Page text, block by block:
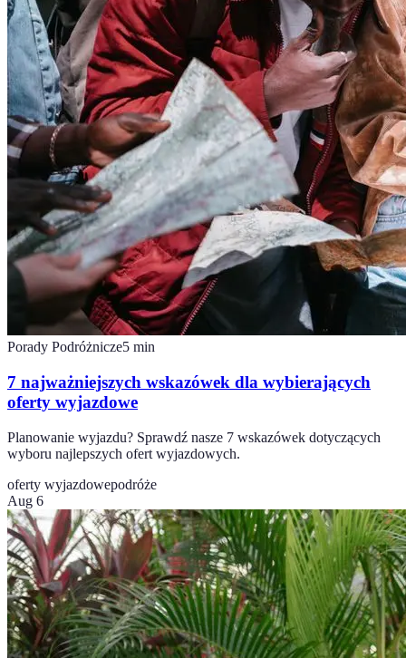
Porady Podróżnicze5 min
7 najważniejszych wskazówek dla wybierających
oferty wyjazdowe
Planowanie wyjazdu? Sprawdź nasze 7 wskazówek dotyczących
wyboru najlepszych ofert wyjazdowych.
oferty wyjazdowepodróże
Aug 6